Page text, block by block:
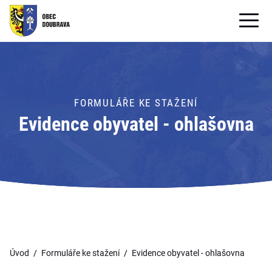
PRO OBČANY
Formuláře ke stažení
PRO TURISTY
FORMULÁŘE KE STAŽENÍ
Evidence obyvatel - ohlašovna
Úvod Formuláře ke stažení Evidence obyvatel - ohlašovna